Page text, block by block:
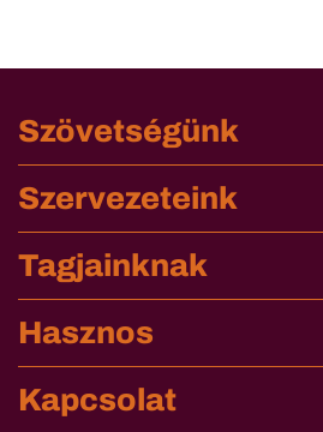
Szövetségünk
Szervezeteink
Tagjainknak
Hasznos
Kapcsolat